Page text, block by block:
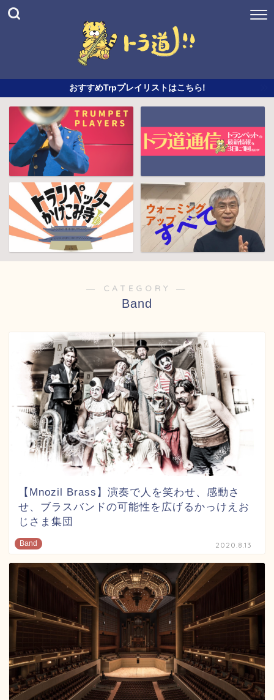
おすすめTrpプレイリストはこちら!
― CATEGORY ―
Band
Band
【Mnozil Brass】演奏で人を笑わせ、感動さ
せ、ブラスバンドの可能性を広げるかっけえお
じさま集団
2020.8.13